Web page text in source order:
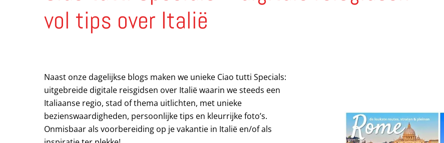
vol tips over Italië
Naast onze dagelijkse blogs maken we unieke Ciao tutti Specials:
uitgebreide digitale reisgidsen over Italië waarin we steeds een
Italiaanse regio, stad of thema uitlichten, met unieke
bezienswaardigheden, persoonlijke tips en kleurrijke foto’s.
Onmisbaar als voorbereiding op je vakantie in Italië en/of als